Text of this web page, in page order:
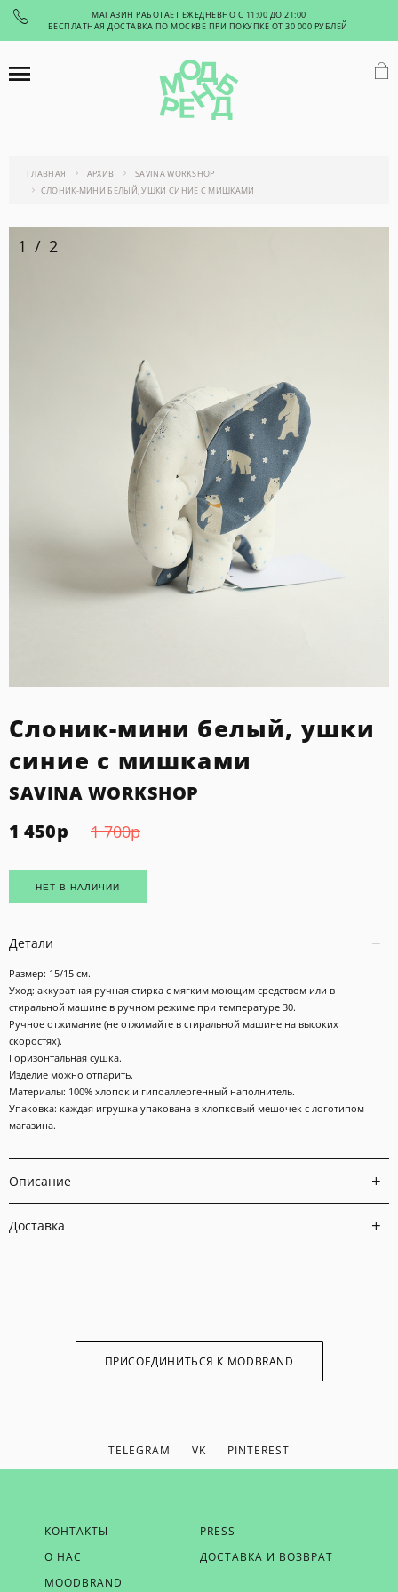
МАГАЗИН РАБОТАЕТ ЕЖЕДНЕВНО С 11:00 ДО 21:00
БЕСПЛАТНАЯ ДОСТАВКА ПО МОСКВЕ ПРИ ПОКУПКЕ ОТ 30 000 РУБЛЕЙ
ГЛАВНАЯ АРХИВ
SAVINA WORKSHOP
СЛОНИК-МИНИ БЕЛЫЙ, УШКИ СИНИЕ С МИШКАМИ
1 / 2
Слоник-мини белый, ушки
синие с мишками
SAVINA WORKSHOP
1 450р 1 700р
НЕТ В НАЛИЧИИ
Детали
Размер: 15/15 см.
Уход: аккуратная ручная стирка с мягким моющим средством или в
стиральной машине в ручном режиме при температуре 30.
Ручное отжимание (не отжимайте в стиральной машине на высоких
скоростях).
Горизонтальная сушка.
Изделие можно отпарить.
Материалы: 100% хлопок и гипоаллергенный наполнитель.
Упаковка: каждая игрушка упакована в хлопковый мешочек с логотипом
магазина.
Описание
Доставка
ПРИСОЕДИНИТЬСЯ К MODBRAND
TELEGRAM VK PINTEREST
КОНТАКТЫ
PRESS
О НАС
ДОСТАВКА И ВОЗВРАТ
MOODBRAND
ЕСЛИ ВЫ ХОТИТЕ БЫТЬ В КУРСЕ НАШИХ НОВОСТЕЙ,
ОТПРАВЬТЕ НАМ СВОЙ EMAIL